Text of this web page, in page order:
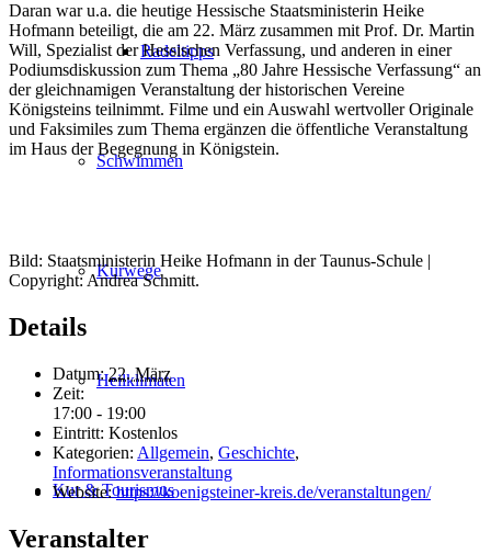
Radeltipps
Schwimmen
Kurwege
Heilklimaten
Kur & Tourismus
Daran war u.a. die heutige Hessische Staatsministerin Heike
Hofmann beteiligt, die am 22. März zusammen mit Prof. Dr. Martin
Will, Spezialist der Hessischen Verfassung, und anderen in einer
Podiumsdiskussion zum Thema „80 Jahre Hessische Verfassung“ an
der gleichnamigen Veranstaltung der historischen Vereine
Königsteins teilnimmt. Filme und ein Auswahl wertvoller Originale
und Faksimiles zum Thema ergänzen die öffentliche Veranstaltung
im Haus der Begegnung in Königstein.
Bild: Staatsministerin Heike Hofmann in der Taunus-Schule |
Copyright: Andrea Schmitt.
Details
Datum: 22. März
Zeit:
17:00 - 19:00
Eintritt: Kostenlos
Kategorien: Allgemein, Geschichte,
Informationsveranstaltung
Website: https://koenigsteiner-kreis.de/veranstaltungen/
Veranstalter